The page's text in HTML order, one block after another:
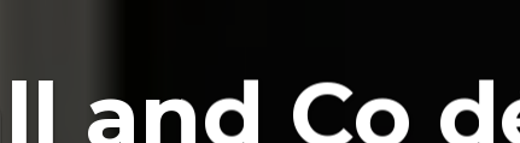
and Co